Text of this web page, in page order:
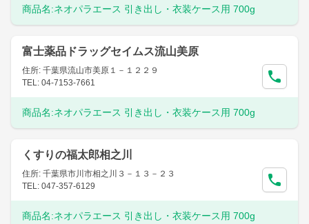
商品名:ネオパラエース 引き出し・衣装ケース用 700g
富士薬品ドラッグセイムス流山美原
住所: 千葉県流山市美原１－１２２９
TEL: 04-7153-7661
商品名:ネオパラエース 引き出し・衣装ケース用 700g
くすりの福太郎相之川
住所: 千葉県市川市相之川３－１３－２３
TEL: 047-357-6129
商品名:ネオパラエース 引き出し・衣装ケース用 700g